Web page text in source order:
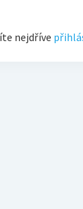
nejdříve